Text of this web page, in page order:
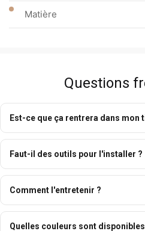
Matière
Questions
Est-ce que ça rentrera dans mon
Faut-il des outils pour l'installer ?
Comment l'entretenir ?
Quelles couleurs sont